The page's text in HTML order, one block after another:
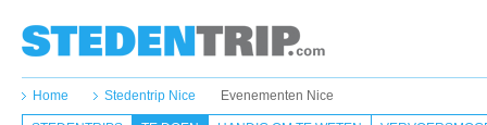
Home Stedentrip Nice Evenementen Nice